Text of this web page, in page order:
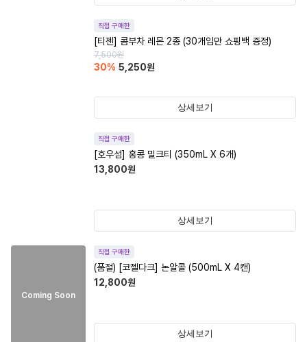
직접 구매한
[티젠] 콤부차 레몬 2종 (30개입만 쇼핑백 증정)
7,500원
30% 5,250원
상세보기
직접 구매한
[호우섬] 홍콩 밀크티 (350mL X 6개)
13,800원
상세보기
Coming Soon
직접 구매한
(품절) [코젤다크] 논알콜 (500mL X 4캔)
12,800원
상세보기